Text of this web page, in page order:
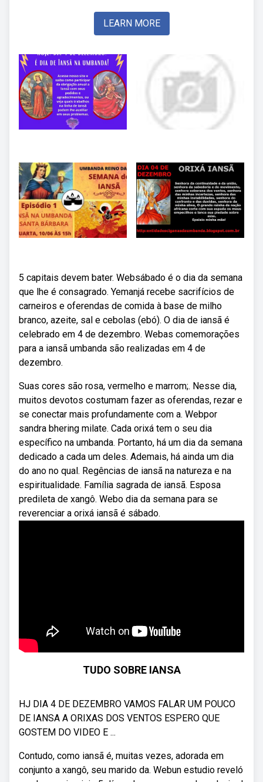
LEARN MORE
5 capitais devem bater. Websábado é o dia da semana
que lhe é consagrado. Yemanjá recebe sacrifícios de
carneiros e oferendas de comida à base de milho
branco, azeite, sal e cebolas (ebó). O dia de iansã é
celebrado em 4 de dezembro. Webas comemorações
para a iansã umbanda são realizadas em 4 de
dezembro.
Suas cores são rosa, vermelho e marrom;. Nesse dia,
muitos devotos costumam fazer as oferendas, rezar e
se conectar mais profundamente com a. Webpor
sandra bhering milate. Cada orixá tem o seu dia
específico na umbanda. Portanto, há um dia da semana
dedicado a cada um deles. Ademais, há ainda um dia
do ano no qual. Regências de iansã na natureza e na
espiritualidade. Família sagrada de iansã. Esposa
predileta de xangô. Webo dia da semana para se
reverenciar a orixá iansã é sábado.
TUDO SOBRE IANSA
HJ DIA 4 DE DEZEMBRO VAMOS FALAR UM POUCO
DE IANSA A ORIXAS DOS VENTOS ESPERO QUE
GOSTEM DO VIDEO E ...
Contudo, como iansã é, muitas vezes, adorada em
conjunto a xangô, seu marido da. Webun estudio reveló